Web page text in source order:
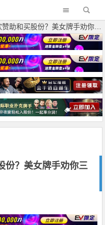
助和买股份？美女牌手劝你三思
份？美女牌手劝你三